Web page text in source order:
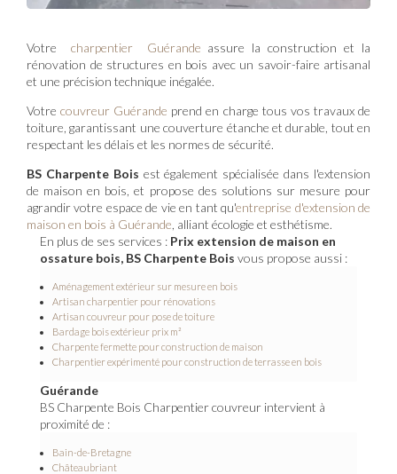
Votre charpentier Guérande assure la construction et la
rénovation de structures en bois avec un savoir-faire artisanal
et une précision technique inégalée.
Votrecouvreur Guérande prend en charge tous vos travaux de
toiture, garantissant une couverture étanche et durable, tout en
respectant les délais et les normes de sécurité.
BS Charpente Bois est également spécialisée dans l'extension
de maison en bois, et propose des solutions sur mesure pour
agrandir votre espace de vie en tant qu'entreprise d'extension de
maison en bois à Guérande , alliant écologie et esthétisme.
En plus de ses services : Prix extension de maison en
ossature bois, BS Charpente Bois vous propose aussi :
Aménagement extérieur sur mesure en bois
Artisan charpentier pour rénovations
Artisan couvreur pour pose de toiture
Bardage bois extérieur prix m²
Charpente fermette pour construction de maison
Charpentier expérimenté pour construction de terrasse en bois
Guérande
BS Charpente Bois Charpentier couvreur intervient à
proximité de :
Bain-de-Bretagne
Châteaubriant